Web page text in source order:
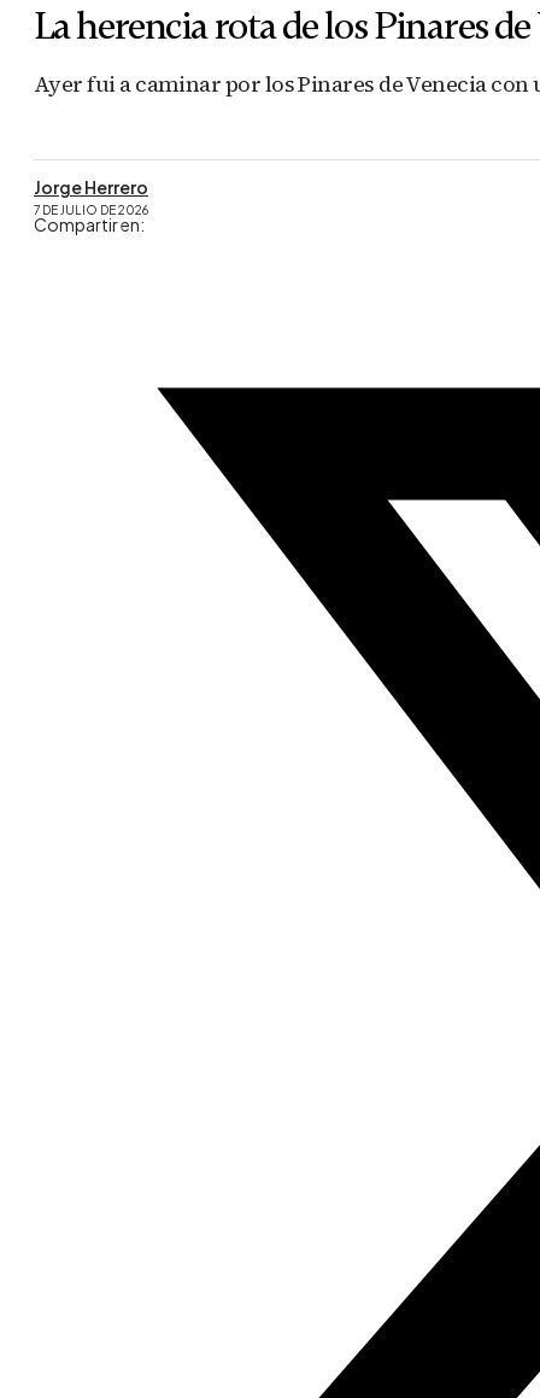
La herencia rota de los Pinares de
Ayer fui a caminar por los Pinares de Venecia
Jorge Herrero
7 DE JULIO DE 2026
Compartir en: